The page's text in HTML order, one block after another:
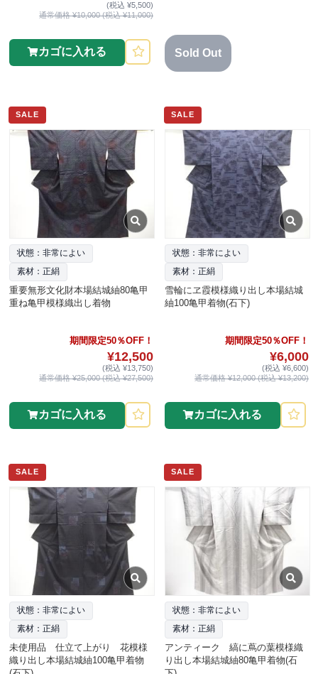
(税込 ¥5,500)
通常価格 ¥10,000 (税込 ¥11,000)
カゴに入れる Sold Out
SALE
状態：非常によい
素材：正絹
重要無形文化財本場結城紬80亀甲
重ね亀甲模様織出し着物
期間限定50％OFF！
¥12,500
(税込 ¥13,750)
通常価格 ¥25,000 (税込 ¥27,500)
カゴに入れる
SALE
状態：非常によい
素材：正絹
雪輪にヱ霞模様織り出し本場結城
紬100亀甲着物(石下)
期間限定50％OFF！
¥6,000
(税込 ¥6,600)
通常価格 ¥12,000 (税込 ¥13,200)
カゴに入れる
SALE
状態：非常によい
素材：正絹
未使用品 仕立て上がり 花模様
織り出し本場結城紬100亀甲着物
SALE
状態：非常によい
素材：正絹
アンティーク 縞に蔦の葉模様織
り出し本場結城紬80亀甲着物(石